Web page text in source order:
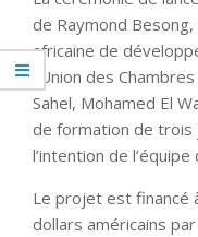
de Raymond
africaine de
l’Union des
Sahel, Mohamed El
de formation de trois
l’intention de
Le projet est financé
dollars américains